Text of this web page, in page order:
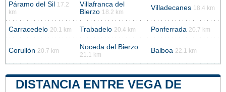
Páramo del Sil
17.2
km
Villafranca del
Bierzo 18.2 km
Villadecanes 18.4 km
Carracedelo 20.1 km Trabadelo 20.4 km Ponferrada 20.7 km
Corullón 20.7 km Noceda del Bierzo
21.1 km
Balboa 22.1 km
DISTANCIA ENTRE VEGA DE